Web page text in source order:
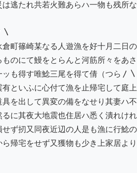
逃たれ共若火難あらハ一物も残所
倉町篠崎某なる人遊漁を好十月二日
のにて鰻をとらんと河筋所々をあ
も得す唯鯰三尾を得て倩（つら〳
といふに心付て漁を止帰宅して庭
を出して異変の備をなせり其妻ハ
に其夜大地震也住居ハ悉く潰れけ
ず扨又同夜近辺の人是も漁に行鯰
帰宅をせず又獲物も少き上家居よ